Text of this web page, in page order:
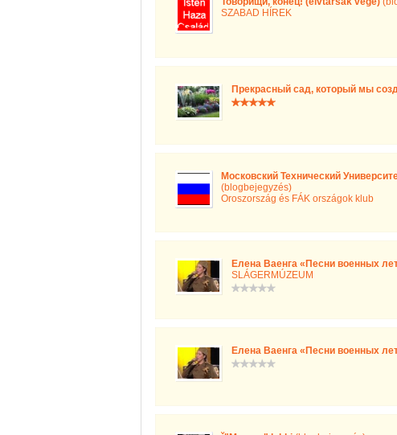
SZABAD HÍREK
Прекрасный сад, который мы
Московский Технический
(blogbejegyzés)
Oroszország és FÁK országok klub
Елена Ваенга «Песни военных
SLÁGERMÚZEUM
Елена Ваенга «Песни военных